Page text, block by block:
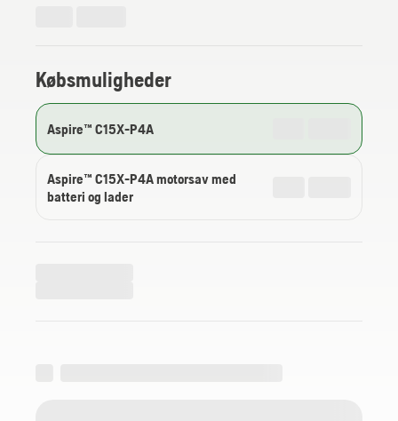
Købsmuligheder
Aspire™ C15X-P4A
Aspire™ C15X-P4A motorsav med
batteri og lader